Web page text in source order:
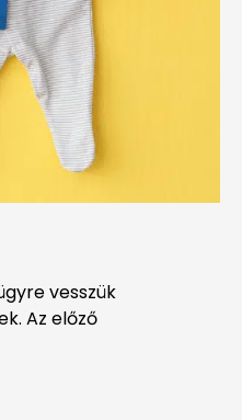
vesszük
Az előző